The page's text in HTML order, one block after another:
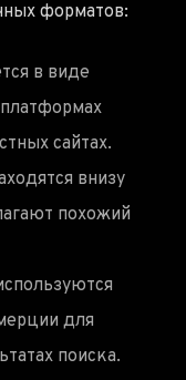
форматов:
в виде
сайтах.
внизу
похожий
для
поиска.